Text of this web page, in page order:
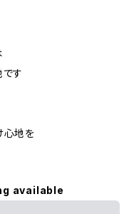
す
心地を
available